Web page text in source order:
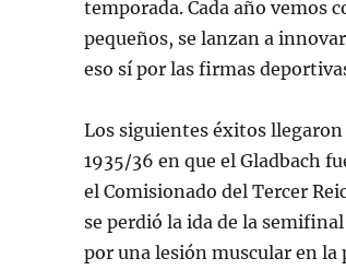
temporada. Cada año vemos
pequeños, se lanzan a
eso sí por las firmas
Los siguientes éxitos llegaron
1935/36 en que el Gladbach
el Comisionado del Tercer
se perdió la ida de la
por una lesión muscular en la